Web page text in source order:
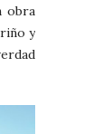
obra
y